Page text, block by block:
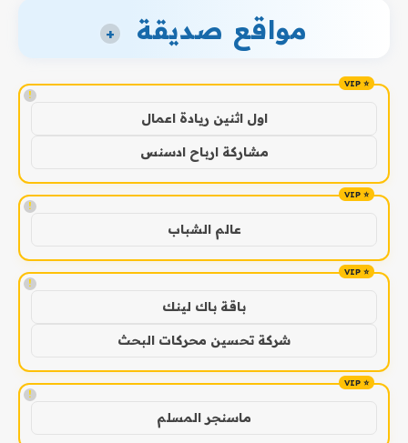
مواقع صديقة +
!
اول اثنين ريادة اعمال
مشاركة ارباح ادسنس
!
عالم الشباب
!
باقة باك لينك
شركة تحسين محركات البحث
!
ماسنجر المسلم